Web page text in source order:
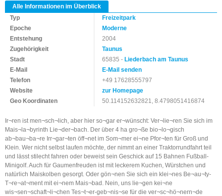
Alle Informationen im Überblick
Typ
Freizeitpark
Epoche
Moderne
Entstehung
2004
Zugehörigkeit
Taunus
Stadt
65835 - Liederbach am Taunus
E-Mail
E-Mail senden
Telefon
+49 17628555797
Website
zur Homepage
Geo Koordinaten
50.114152632821, 8.4798051416874
Ir¬ren ist men¬sch¬lich, aber hier so¬gar er¬wünscht: Ver¬lie¬ren Sie sich im
Mais¬la¬byrinth Lie¬der¬bach. Der über 4 ha gro¬ße bio¬lo¬gisch
ab¬bau¬ba¬re Irr¬gar¬ten öff¬net im Som¬mer ei¬ne Pfor¬ten für Groß und
Klein. Wer nicht selbst laufen möchte, der nimmt an einer Traktorrundfahrt teil
und lässt stilecht fahren oder beweist sein Geschick auf 15 Bahnen Fußball-
Minigolf. Auch für Gaumenfreuden ist mit leckerem Kuchen, Würstchen und
natürlich Maiskolben gesorgt. Oder gön¬nen Sie sich ein klei¬nes Be¬au¬ty‐
T¬re¬at¬ment mit ei¬nem Mais¬bad. Nein, uns lie¬gen kei¬ne
wis¬sen¬schaft¬li¬chen Tes¬t¬er-geb¬nis¬se für die ver¬sc¬hö¬nern¬de